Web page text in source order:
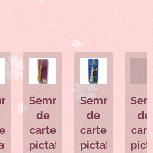
Semn
de
carte
pictate
Semn
de
carte
pictat
Semn
carte
pictate